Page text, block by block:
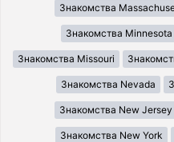
Знакомства
Знакомства Minnesota
Знакомства Missouri
Знакомства Nevada
Знакомства New Jersey
Знакомства New York